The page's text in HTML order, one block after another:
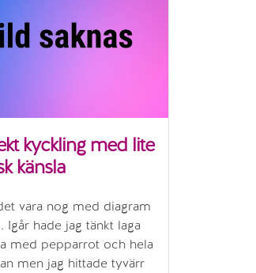
kyckling med lite
känsla
vara nog med diagram
Igår hade jag tänkt laga
med pepparrot och hela
men jag hittade tyvärr